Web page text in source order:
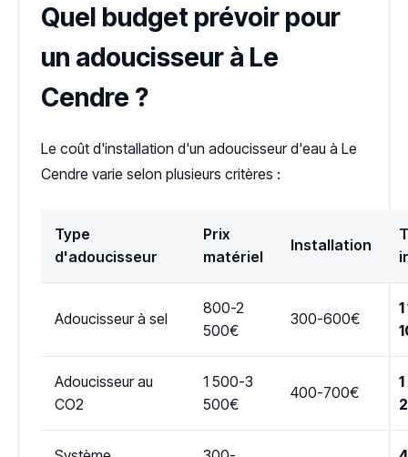
Quel budget prévoir pour
un adoucisseur à Le
Cendre ?
Le coût d'installation d'un adoucisseur d'eau à Le
Cendre varie selon plusieurs critères :
Type
d'adoucisseur
Prix
matériel
Installation
Adoucisseur à sel
800-2
500€
300-600€
Adoucisseur au
CO2
1 500-3
500€
400-700€